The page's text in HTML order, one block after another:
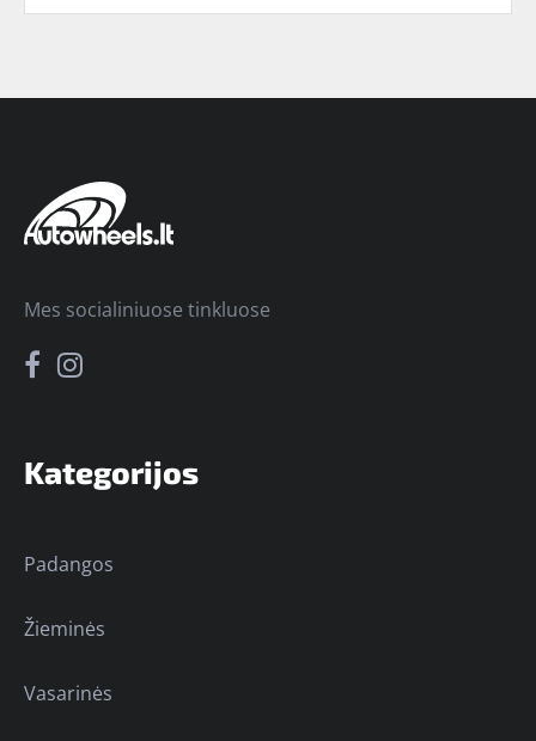
Kategorijos
Padangos
Žieminės
Vasarinės
Mes socialiniuose tinkluose